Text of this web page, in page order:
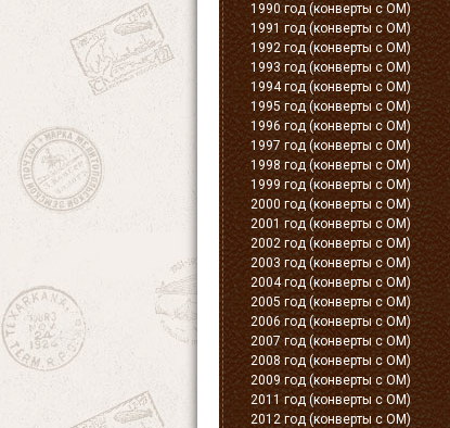
1990 год (конверты с ОМ)
1991 год (конверты с ОМ)
1992 год (конверты с ОМ)
1993 год (конверты с ОМ)
1994 год (конверты с ОМ)
1995 год (конверты с ОМ)
1996 год (конверты с ОМ)
1997 год (конверты с ОМ)
1998 год (конверты с ОМ)
1999 год (конверты с ОМ)
2000 год (конверты с ОМ)
2001 год (конверты с ОМ)
2002 год (конверты с ОМ)
2003 год (конверты с ОМ)
2004 год (конверты с ОМ)
2005 год (конверты с ОМ)
2006 год (конверты с ОМ)
2007 год (конверты с ОМ)
2008 год (конверты с ОМ)
2009 год (конверты с ОМ)
2011 год (конверты с ОМ)
2012 год (конверты с ОМ)